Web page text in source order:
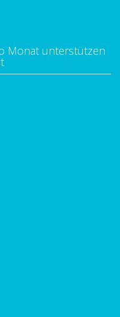
Monat unterstützen